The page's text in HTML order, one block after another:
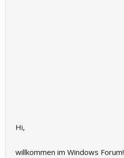
Hi,
willkommen im Windows Forum!